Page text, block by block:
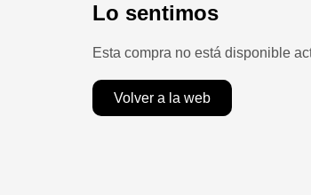
lo sentimos
esta compra no está disponible
volver a la web